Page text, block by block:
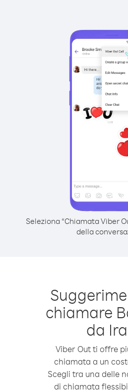
Seleziona “Chiamata Viber
della
chiamare
da
Viber Out ti offre
chiamata a un
Scegli tra una delle
di chiamata